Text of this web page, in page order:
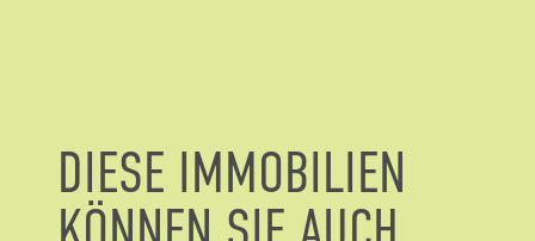
DIESE IMMOBILIEN